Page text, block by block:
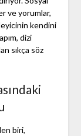
ve yorumlar,
kendini
dizi
sıkça söz
biri,